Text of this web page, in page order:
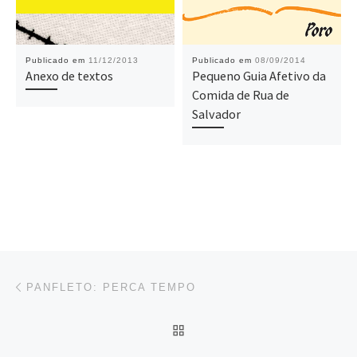
Publicado em 11/12/2013
Anexo de textos
Publicado em 08/09/2014
Pequeno Guia Afetivo da
Comida de Rua de
Salvador
Navegação do post
PANFLETO: PERCA TEMPO